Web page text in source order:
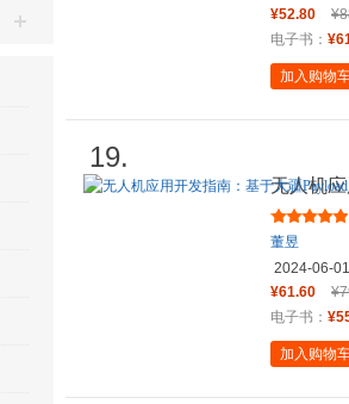
¥52.80
电子书：
加入购物
19.
无人机
SDK
董昱
2024-06-01
¥61.60
电子书：
加入购物